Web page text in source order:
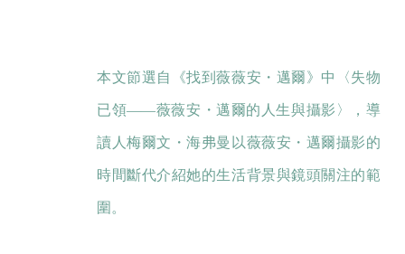
本文節選自《找到薇薇安・邁爾》中〈失物
已領——薇薇安・邁爾的人生與攝影〉，導
讀人梅爾文・海弗曼以薇薇安・邁爾攝影的
時間斷代介紹她的生活背景與鏡頭關注的範
圍。